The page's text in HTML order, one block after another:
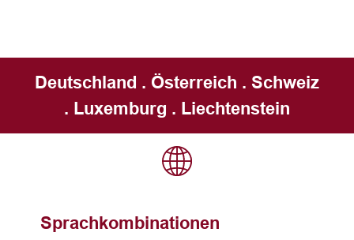
Deutschland . Österreich . Schweiz
. Luxemburg . Liechtenstein
Sprachkombinationen